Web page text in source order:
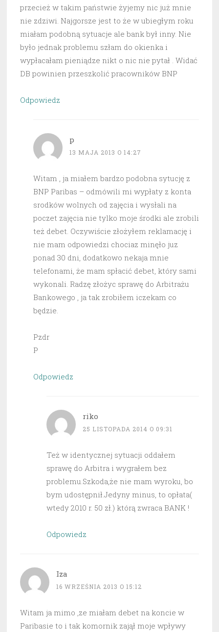
przecież w takim państwie żyjemy nic już mnie
nie zdziwi. Najgorsze jest to że w ubiegłym roku
miałam podobną sytuacje ale bank był inny. Nie
było jednak problemu szłam do okienka i
wypłacałam pieniądze nikt o nic nie pytał . Widać
DB powinien przeszkolić pracowników BNP
Odpowiedz
p
13 MAJA 2013 O 14:27
Witam , ja miałem bardzo podobna sytucję z
BNP Paribas – odmówili mi wypłaty z konta
srodków wolnych od zajęcia i wysłali na
poczet zajęcia nie tylko moje środki ale zrobili
też debet. Oczywiście złożyłem reklamację i
nie mam odpowiedzi chociaz minęło juz
ponad 30 dni, dodatkowo nekaja mnie
telefonami, że mam spłacić debet, który sami
wykonali. Radzę złożyc sprawę do Arbitrażu
Bankowego , ja tak zrobiłem iczekam co
będzie.
Pzdr
P
Odpowiedz
riko
25 LISTOPADA 2014 O 09:31
Też w identycznej sytuacji oddałem
sprawę do Arbitra i wygrałem bez
problemu.Szkoda,że nie mam wyroku, bo
bym udostępnił.Jedyny minus, to opłata(
wtedy 2010 r. 50 zł.) którą zwraca BANK !
Odpowiedz
Iza
16 WRZEŚNIA 2013 O 15:12
Witam ja mimo ,ze miałam debet na koncie w
Paribasie to i tak komornik zajął moje wpływy